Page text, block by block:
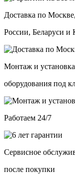
Доставка по Москве,
России, Беларуси и
Монтаж и установка
оборудования под
Работаем 24/7
Сервисное
после покупки